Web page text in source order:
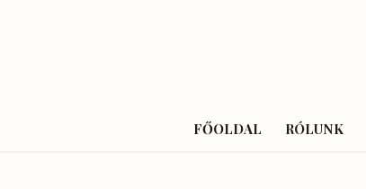
FŐOLDAL RÓLUNK